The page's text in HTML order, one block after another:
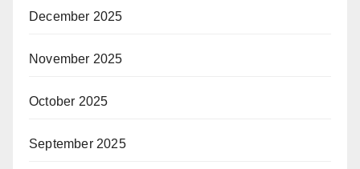
December 2025
November 2025
October 2025
September 2025